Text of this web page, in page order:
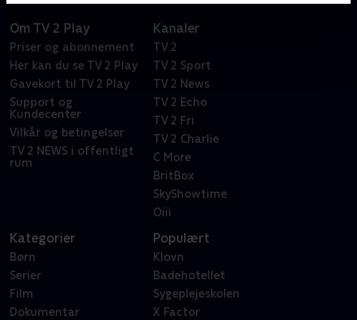
Om TV 2 Play
Priser og abonnement
Her kan du se TV 2 Play
Gavekort til TV 2 Play
Support og
Kundecenter
Vilkår og betingelser
TV 2 NEWS i offentligt
rum
Kanaler
TV 2
TV 2 Sport
TV 2 News
TV 2 Echo
TV 2 Fri
TV 2 Charlie
C More
BritBox
SkyShowtime
Oiii
Kategorier
Børn
Serier
Film
Dokumentar
Populært
Klovn
Badehotellet
Sygeplejeskolen
X Factor